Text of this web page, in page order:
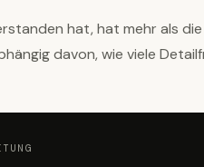
hat, hat mehr als
davon, wie viele